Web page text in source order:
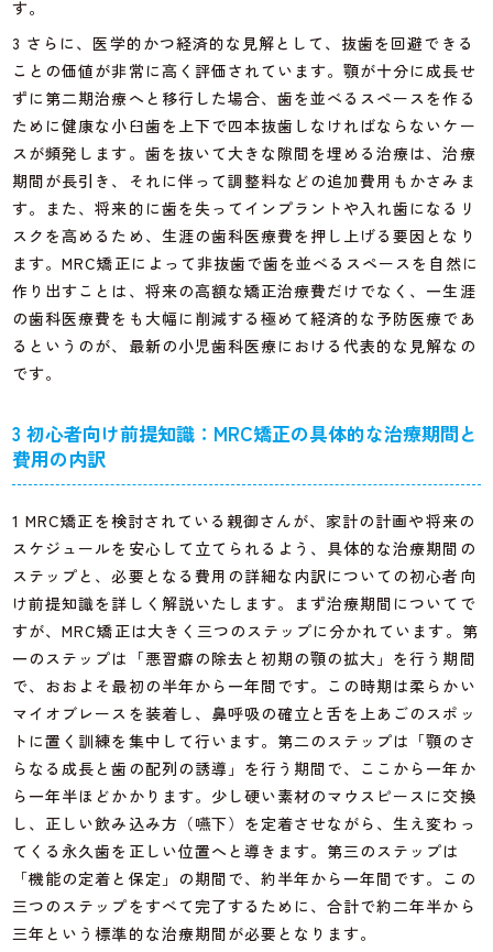
す。
3 さらに、医学的かつ経済的な見解として、抜歯を回避できる
ことの価値が非常に高く評価されています。顎が十分に成長せ
ずに第二期治療へと移行した場合、歯を並べるスペースを作る
ために健康な小臼歯を上下で四本抜歯しなければならないケー
スが頻発します。歯を抜いて大きな隙間を埋める治療は、治療
期間が長引き、それに伴って調整料などの追加費用もかさみま
す。また、将来的に歯を失ってインプラントや入れ歯になるリ
スクを高めるため、生涯の歯科医療費を押し上げる要因となり
ます。MRC矯正によって非抜歯で歯を並べるスペースを自然に
作り出すことは、将来の高額な矯正治療費だけでなく、一生涯
の歯科医療費をも大幅に削減する極めて経済的な予防医療であ
るというのが、最新の小児歯科医療における代表的な見解なの
です。
3 初心者向け前提知識：MRC矯正の具体的な治療期間と
費用の内訳
1 MRC矯正を検討されている親御さんが、家計の計画や将来の
スケジュールを安心して立てられるよう、具体的な治療期間の
ステップと、必要となる費用の詳細な内訳についての初心者向
け前提知識を詳しく解説いたします。まず治療期間についてで
すが、MRC矯正は大きく三つのステップに分かれています。第
一のステップは「悪習癖の除去と初期の顎の拡大」を行う期間
で、おおよそ最初の半年から一年間です。この時期は柔らかい
マイオブレースを装着し、鼻呼吸の確立と舌を上あごのスポッ
トに置く訓練を集中して行います。第二のステップは「顎のさ
らなる成長と歯の配列の誘導」を行う期間で、ここから一年か
ら一年半ほどかかります。少し硬い素材のマウスピースに交換
し、正しい飲み込み方（嚥下）を定着させながら、生え変わっ
てくる永久歯を正しい位置へと導きます。第三のステップは
「機能の定着と保定」の期間で、約半年から一年間です。この
三つのステップをすべて完了するために、合計で約二年半から
三年という標準的な治療期間が必要となります。